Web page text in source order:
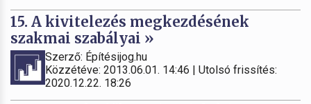
15. A kivitelezés megkezdésének
szakmai szabályai »
Szerző: Építésijog.hu
Közzétéve: 2013.06.01. 14:46 | Utolsó frissítés:
2020.12.22. 18:26